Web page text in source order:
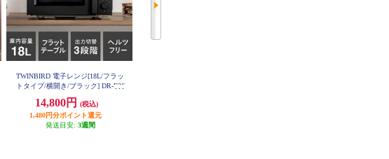
TWINBIRD 電子レンジ[18L/フラッ
トタイプ/横開き/ブラック] DR-E26
14,800円
(税込)
1,480円分ポイント還元
発送目安: 3週間